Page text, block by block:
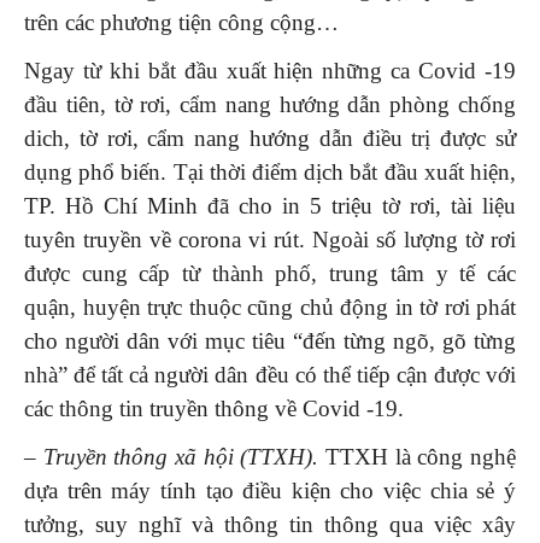
trên các phương tiện công cộng…
Ngay từ khi bắt đầu xuất hiện những ca Covid -19
đầu tiên, tờ rơi, cẩm nang hướng dẫn phòng chống
dich, tờ rơi, cẩm nang hướng dẫn điều trị được sử
dụng phổ biến. Tại thời điểm dịch bắt đầu xuất hiện,
TP. Hồ Chí Minh đã cho in 5 triệu tờ rơi, tài liệu
tuyên truyền về corona vi rút. Ngoài số lượng tờ rơi
được cung cấp từ thành phố, trung tâm y tế các
quận, huyện trực thuộc cũng chủ động in tờ rơi phát
cho người dân với mục tiêu “đến từng ngõ, gõ từng
nhà” để tất cả người dân đều có thể tiếp cận được với
các thông tin truyền thông về Covid -19.
– Truyền thông xã hội (TTXH).TTXH là công nghệ
dựa trên máy tính tạo điều kiện cho việc chia sẻ ý
tưởng, suy nghĩ và thông tin thông qua việc xây